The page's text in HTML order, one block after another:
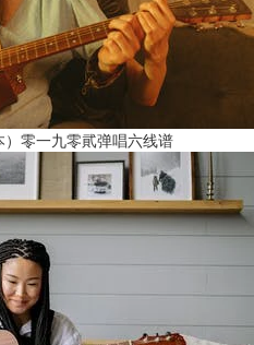
零一九零貮弹唱六线谱